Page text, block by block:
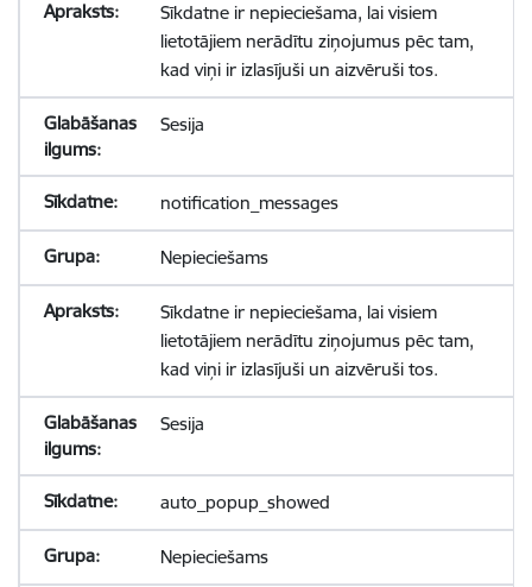
Sīkdatne ir nepieciešama, lai visiem
lietotājiem nerādītu ziņojumus pēc tam,
kad viņi ir izlasījuši un aizvēruši tos.
Sesija
notification_messages
Nepieciešams
Sīkdatne ir nepieciešama, lai visiem
lietotājiem nerādītu ziņojumus pēc tam,
kad viņi ir izlasījuši un aizvēruši tos.
Sesija
auto_popup_showed
Nepieciešams